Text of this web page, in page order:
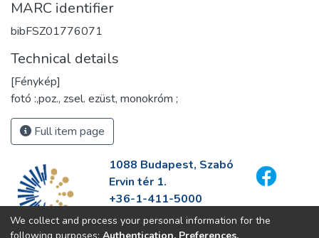
MARC identifier
bibFSZ01776071
Technical details
[Fénykép]
fotó :,poz., zsel. ezüst, monokróm ;
Full item page
1088 Budapest, Szabó
Ervin tér 1.
+36-1-411-5000
info@fszek.hu
https://fszek.hu
We collect and process your personal information for the